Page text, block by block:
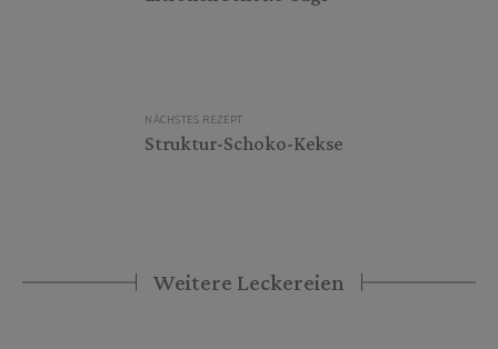
NÄCHSTES REZEPT
Struktur-Schoko-Kekse
Weitere Leckereien